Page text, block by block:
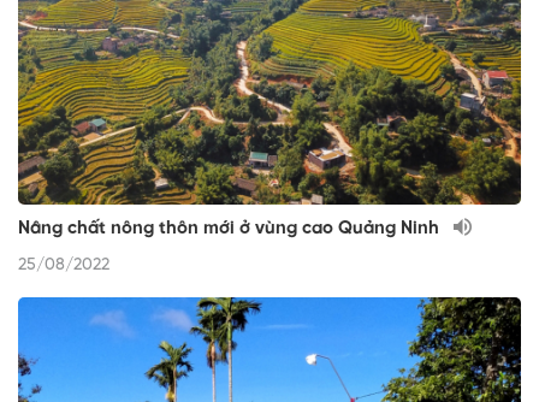
Nâng chất nông thôn mới ở vùng cao Quảng Ninh
25/08/2022